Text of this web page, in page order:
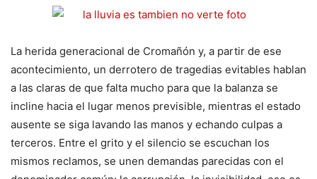
La herida generacional de Cromañón y, a partir de ese
acontecimiento, un derrotero de tragedias evitables hablan
a las claras de que falta mucho para que la balanza se
incline hacia el lugar menos previsible, mientras el estado
ausente se siga lavando las manos y echando culpas a
terceros. Entre el grito y el silencio se escuchan los
mismos reclamos, se unen demandas parecidas con el